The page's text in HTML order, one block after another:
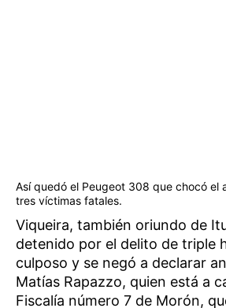
Así quedó el Peugeot 308 que chocó el
tres víctimas fatales.
Viqueira, también oriundo de
detenido por el delito de triple
culposo y se negó a declarar
Matías Rapazzo, quien está a
Fiscalía número 7 de Morón,